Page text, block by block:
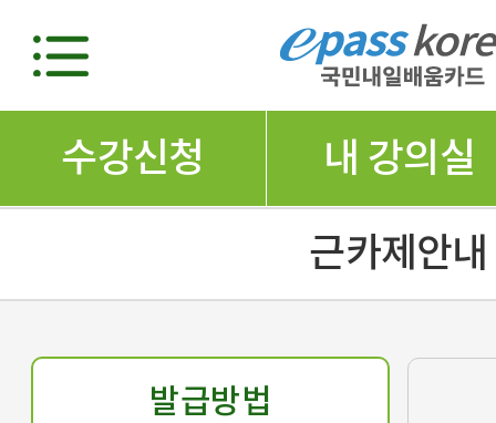
수강신청
내 강의실
근카제안내
발급방법